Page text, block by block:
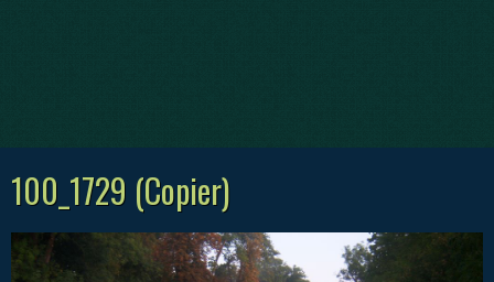
100_1729 (Copier)